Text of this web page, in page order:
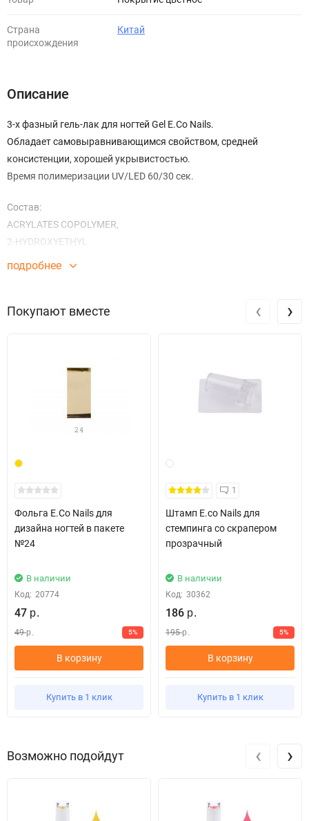
Страна
происхождения
Китай
Описание
3-х фазный гель-лак для ногтей Gel E.Co Nails.
Обладает самовыравнивающимся свойством, средней
консистенции, хорошей укрывистостью.
Время полимеризации UV/LED 60/30 сек.
Состав:
ACRYLATES COPOLYMER,
2-HYDROXYETHYL
METHACRYLATE,(HEMA),2,4,6-
PHENYL KETONE, FUMED SILICA, Pigment
подробнее
Покупают вместе
Фольга E.Co Nails для
дизайна ногтей в пакете
№24
В наличии
Код: 20774
47 р.
49р. 5%
В корзину
Купить в 1 клик
1
Штамп E.co Nails для
стемпинга со скрапером
прозрачный
В наличии
Код: 30362
186 р.
195р. 5%
В корзину
Купить в 1 клик
‹ ›
Возможно подойдут ‹ ›